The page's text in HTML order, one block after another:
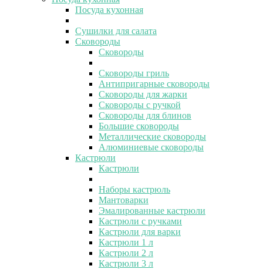
Посуда кухонная
Сушилки для салата
Сковороды
Сковороды
Сковороды гриль
Антипригарные сковороды
Сковороды для жарки
Сковороды с ручкой
Сковороды для блинов
Большие сковороды
Металлические сковороды
Алюминиевые сковороды
Кастрюли
Кастрюли
Наборы кастрюль
Мантоварки
Эмалированные кастрюли
Кастрюли с ручками
Кастрюли для варки
Кастрюли 1 л
Кастрюли 2 л
Кастрюли 3 л